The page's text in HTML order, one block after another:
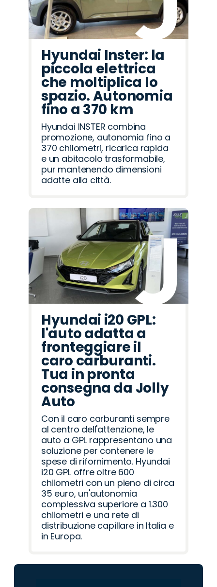
Hyundai Inster: la
piccola elettrica
che moltiplica lo
spazio. Autonomia
fino a 370 km
Hyundai INSTER combina
promozione, autonomia fino a
370 chilometri, ricarica rapida
e un abitacolo trasformabile,
pur mantenendo dimensioni
adatte alla città.
Hyundai i20 GPL:
l'auto adatta a
fronteggiare il
caro carburanti.
Tua in pronta
consegna da Jolly
Auto
Con il caro carburanti sempre
al centro dell'attenzione, le
auto a GPL rappresentano una
soluzione per contenere le
spese di rifornimento. Hyundai
i20 GPL offre oltre 600
chilometri con un pieno di circa
35 euro, un'autonomia
complessiva superiore a 1.300
chilometri e una rete di
distribuzione capillare in Italia e
in Europa.